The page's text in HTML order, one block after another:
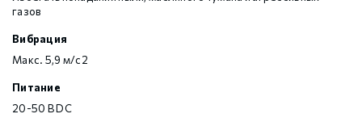
газов
Вибрация
Макс. 5,9 м/с2
Питание
20-50 В DC